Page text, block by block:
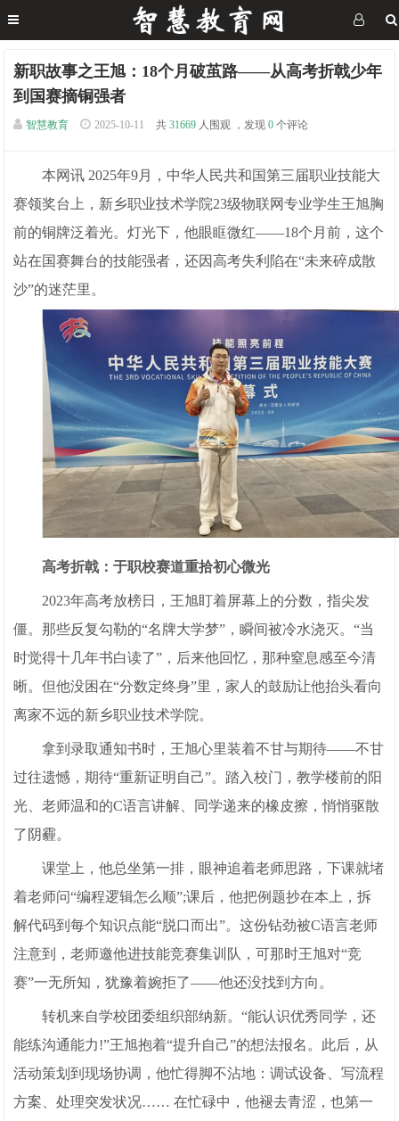
新职故事之王旭：18个月破茧路——从高考折戟少年
到国赛摘铜强者
智慧教育 2025-10-11 共 31669 人围观 ，发现 0 个评论
本网讯 2025年9月，中华人民共和国第三届职业技能大
赛领奖台上，新乡职业技术学院23级物联网专业学生王旭胸
前的铜牌泛着光。灯光下，他眼眶微红——18个月前，这个
站在国赛舞台的技能强者，还因高考失利陷在“未来碎成散
沙”的迷茫里。
高考折戟：于职校赛道重拾初心微光
2023年高考放榜日，王旭盯着屏幕上的分数，指尖发
僵。那些反复勾勒的“名牌大学梦”，瞬间被冷水浇灭。“当
时觉得十几年书白读了”，后来他回忆，那种窒息感至今清
晰。但他没困在“分数定终身”里，家人的鼓励让他抬头看向
离家不远的新乡职业技术学院。
拿到录取通知书时，王旭心里装着不甘与期待——不甘
过往遗憾，期待“重新证明自己”。踏入校门，教学楼前的阳
光、老师温和的C语言讲解、同学递来的橡皮擦，悄悄驱散
了阴霾。
课堂上，他总坐第一排，眼神追着老师思路，下课就堵
着老师问“编程逻辑怎么顺”;课后，他把例题抄在本上，拆
解代码到每个知识点能“脱口而出”。这份钻劲被C语言老师
注意到，老师邀他进技能竞赛集训队，可那时王旭对“竞
赛”一无所知，犹豫着婉拒了——他还没找到方向。
转机来自学校团委组织部纳新。“能认识优秀同学，还
能练沟通能力!”王旭抱着“提升自己”的想法报名。此后，从
活动策划到现场协调，他忙得脚不沾地：调试设备、写流程
方案、处理突发状况…… 在忙碌中，他褪去青涩，也第一